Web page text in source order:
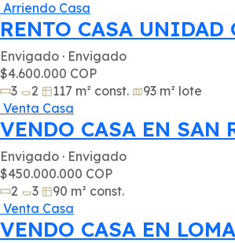
Arriendo Casa
RENTO CASA UNIDAD
Envigado · Envigado
$4.600.000 COP
3
2 117 m² const.
93 m² lote
Venta Casa
VENDO CASA EN SAN
Envigado · Envigado
$450.000.000 COP
2
3
90 m² const.
Venta Casa
VENDO CASA EN